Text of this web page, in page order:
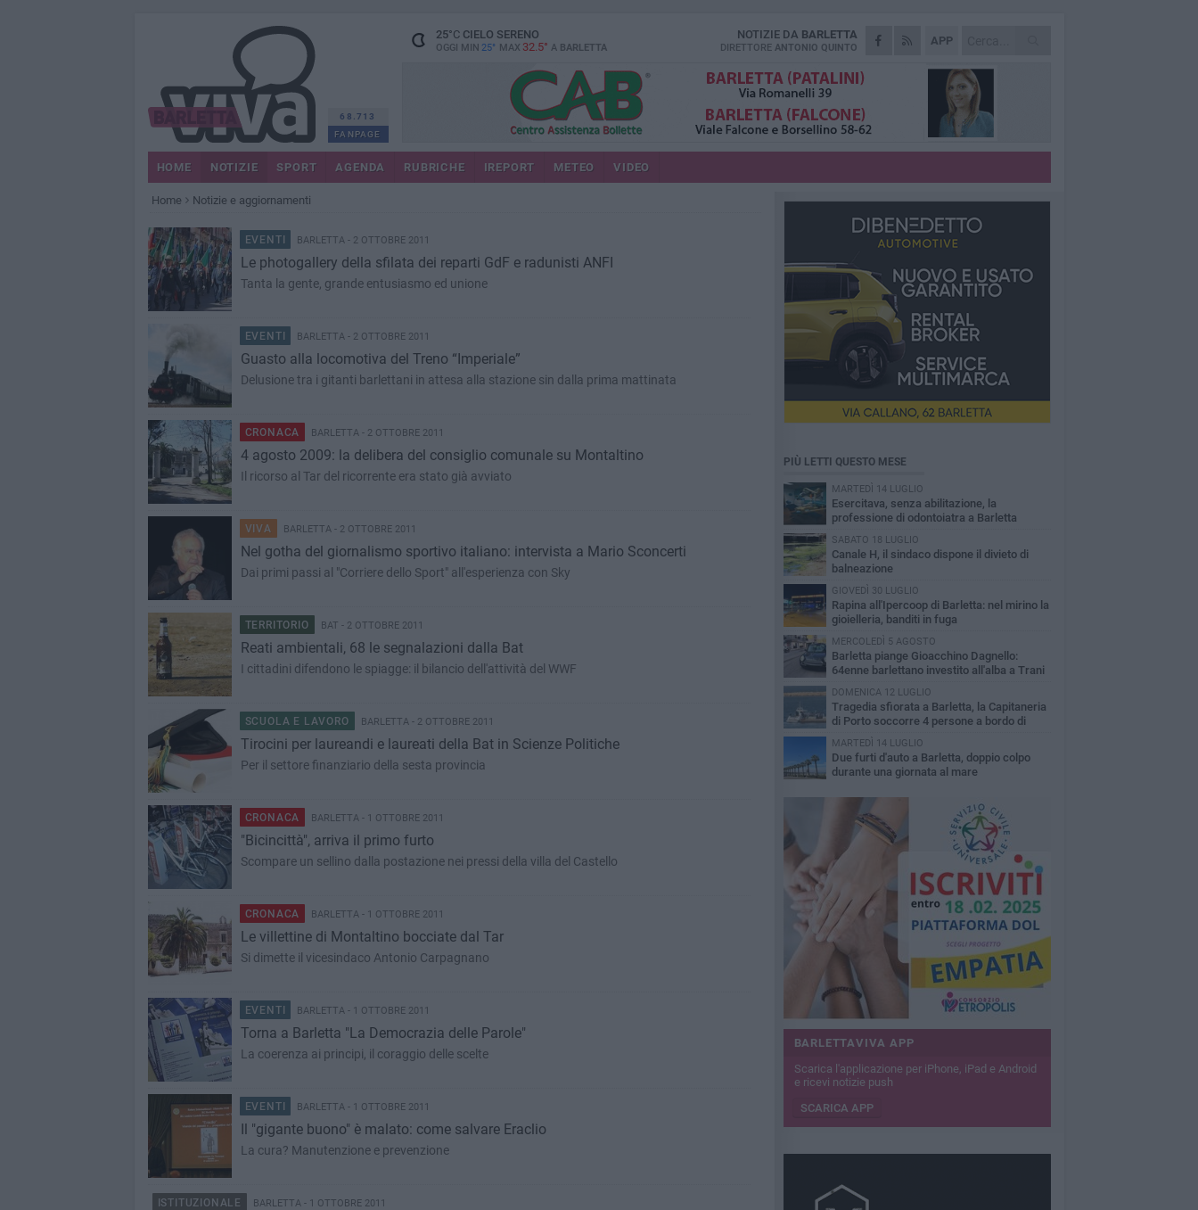
68.713
FANPAGE
25°CCIELO SERENO
OGGI MIN 25° MAX 32.5° A BARLETTA
APP
NOTIZIE DA BARLETTA
DIRETTORE ANTONIO QUINTO
HOME NOTIZIE SPORT AGENDA RUBRICHE IREPORT METEO VIDEO
Home Notizie e aggiornamenti
EVENTI BARLETTA - 2 OTTOBRE 2011
Le photogallery della sfilata dei reparti GdF e radunisti ANFI
Tanta la gente, grande entusiasmo ed unione
EVENTI BARLETTA - 2 OTTOBRE 2011
Guasto alla locomotiva del Treno “Imperiale”
Delusione tra i gitanti barlettani in attesa alla stazione sin dalla prima mattinata
CRONACA BARLETTA - 2 OTTOBRE 2011
4 agosto 2009: la delibera del consiglio comunale su Montaltino
Il ricorso al Tar del ricorrente era stato già avviato
VIVA BARLETTA - 2 OTTOBRE 2011
Nel gotha del giornalismo sportivo italiano: intervista a Mario Sconcerti
Dai primi passi al "Corriere dello Sport" all'esperienza con Sky
TERRITORIO BAT - 2 OTTOBRE 2011
Reati ambientali, 68 le segnalazioni dalla Bat
I cittadini difendono le spiagge: il bilancio dell'attività del WWF
SCUOLA E LAVORO BARLETTA - 2 OTTOBRE 2011
Tirocini per laureandi e laureati della Bat in Scienze Politiche
Per il settore finanziario della sesta provincia
CRONACA BARLETTA - 1 OTTOBRE 2011
"Bicincittà", arriva il primo furto
Scompare un sellino dalla postazione nei pressi della villa del Castello
CRONACA BARLETTA - 1 OTTOBRE 2011
Le villettine di Montaltino bocciate dal Tar
Si dimette il vicesindaco Antonio Carpagnano
EVENTI BARLETTA - 1 OTTOBRE 2011
Torna a Barletta "La Democrazia delle Parole"
La coerenza ai principi, il coraggio delle scelte
EVENTI BARLETTA - 1 OTTOBRE 2011
Il "gigante buono" è malato: come salvare Eraclio
La cura? Manutenzione e prevenzione
ISTITUZIONALE BARLETTA - 1 OTTOBRE 2011
PIÙ LETTI QUESTO MESE
MARTEDÌ 14 LUGLIO
Esercitava, senza abilitazione, la
professione di odontoiatra a Barletta
SABATO 18 LUGLIO
Canale H, il sindaco dispone il divieto di
balneazione
GIOVEDÌ 30 LUGLIO
Rapina all'Ipercoop di Barletta: nel mirino la
gioielleria, banditi in fuga
MERCOLEDÌ 5 AGOSTO
Barletta piange Gioacchino Dagnello:
64enne barlettano investito all'alba a Trani
DOMENICA 12 LUGLIO
Tragedia sfiorata a Barletta, la Capitaneria
di Porto soccorre 4 persone a bordo di
tavole Sup
MARTEDÌ 14 LUGLIO
Due furti d'auto a Barletta, doppio colpo
durante una giornata al mare
BARLETTAVIVA APP
Scarica l'applicazione per iPhone, iPad e Android
e ricevi notizie push
SCARICA APP